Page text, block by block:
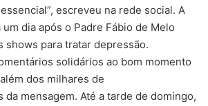
escreveu na rede social. A
dia após o Padre Fábio de Melo
shows para tratar depressão.
solidários ao bom momento
dos milhares de
mensagem. Até a tarde de domingo,